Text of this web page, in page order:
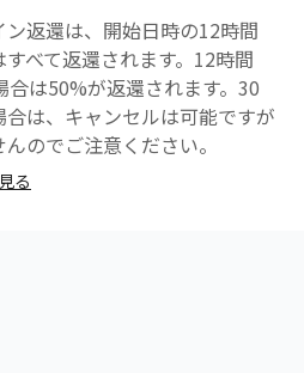
返還は、開始日時の12時間
べて返還されます。12時間
は50%が返還されます。30
は、キャンセルは可能ですが
のでご注意ください。
る